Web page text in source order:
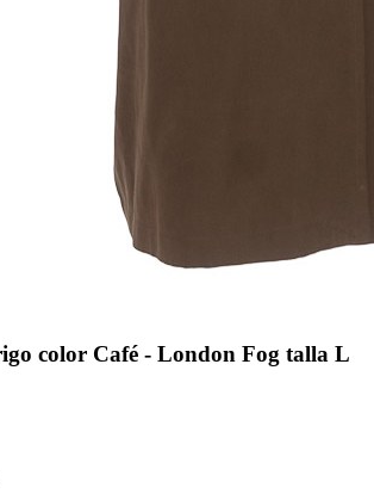
color Café - London Fog talla L